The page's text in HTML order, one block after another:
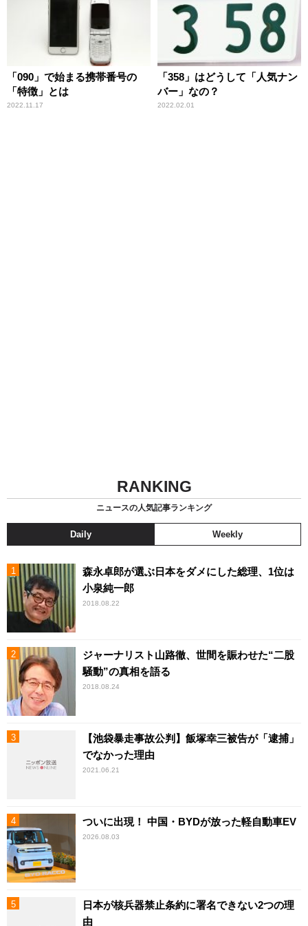
「090」で始まる携帯番号の
「特徴」とは
2022.11.17
「358」はどうして「人気ナン
バー」なの？
2022.02.01
RANKING
ニュースの人気記事ランキング
Daily Weekly
森永卓郎が選ぶ日本をダメにした総理、1位は
小泉純一郎
2018.08.22
ジャーナリスト山路徹、世間を賑わせた“二股
騒動”の真相を語る
2018.08.24
【池袋暴走事故公判】飯塚幸三被告が「逮捕」
でなかった理由
2021.06.21
ついに出現！ 中国・BYDが放った軽自動車EV
2026.08.03
日本が核兵器禁止条約に署名できない2つの理
由